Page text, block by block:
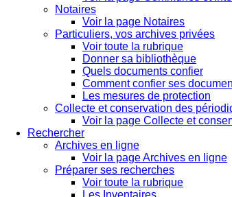
Notaires
Voir la page Notaires
Particuliers, vos archives privées
Voir toute la rubrique
Donner sa bibliothèque
Quels documents confier
Comment confier ses
Les mesures de protection
Collecte et conservation des
Voir la page Collecte et
Rechercher
Archives en ligne
Voir la page Archives en ligne
Préparer ses recherches
Voir toute la rubrique
Les Inventaires